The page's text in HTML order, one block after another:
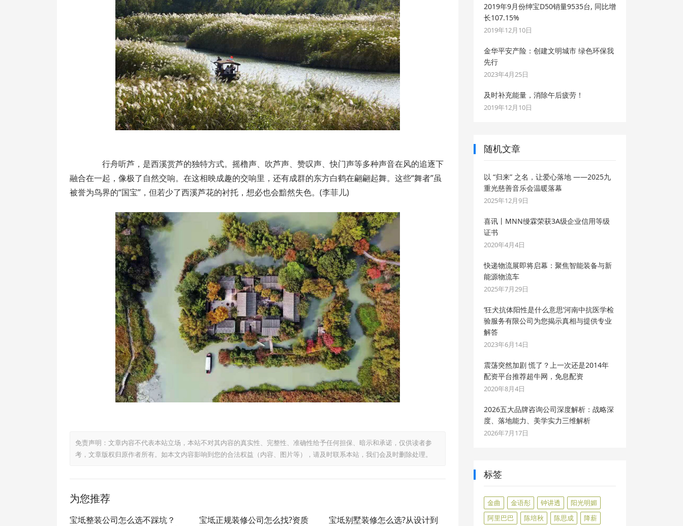
行舟听芦，是西溪赏芦的独特方式。摇橹声、吹芦声、赞叹声、快门声等多种声音在风的追逐下
融合在一起，像极了自然交响。在这相映成趣的交响里，还有成群的东方白鹤在翩翩起舞。这些“舞者”虽
被誉为鸟界的“国宝”，但若少了西溪芦花的衬托，想必也会黯然失色。(李菲儿)
免责声明：文章内容不代表本站立场，本站不对其内容的真实性、完整性、准确性给予任何担保、暗示和承诺，仅供读者参
考，文章版权归原作者所有。如本文内容影响到您的合法权益（内容、图片等），请及时联系本站，我们会及时删除处理。
为您推荐
宝坻整装公司怎么选不踩坑？
宝坻正规装修公司怎么找?资质
宝坻别墅装修怎么选?从设计到
2019年9月份绅宝D50销量9535台, 同比增
长107.15%
2019年12月10日
金华平安产险：创建文明城市 绿色环保我
先行
2023年4月25日
及时补充能量，消除午后疲劳！
2019年12月10日
随机文章
以 “归来” 之名，让爱心落地 ——2025九
重光慈善音乐会温暖落幕
2025年12月9日
喜讯丨MNN缦霖荣获3A级企业信用等级
证书
2020年4月4日
快递物流展即将启幕：聚焦智能装备与新
能源物流车
2025年7月29日
‘狂犬抗体阳性是什么意思’河南中抗医学检
验服务有限公司为您揭示真相与提供专业
解答
2023年6月14日
震荡突然加剧 慌了？上一次还是2014年
配资平台推荐超牛网，免息配资
2020年8月4日
2026五大品牌咨询公司深度解析：战略深
度、落地能力、美学实力三维解析
2026年7月17日
标签
金曲 金语彤 钟讲透
阳光明媚
阿里巴巴
陈培秋 陈思成
降薪